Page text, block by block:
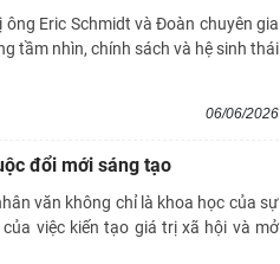
Eric Schmidt và Đoàn chuyên gia
tầm nhìn, chính sách và hệ sinh thái
06/06/2026
đổi mới sáng tạo
văn không chỉ là khoa học của sự
việc kiến tạo giá trị xã hội và mở